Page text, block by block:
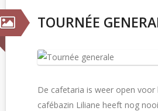
TOURNÉE
De cafetaria is weer open voor
cafébazin Liliane heeft nog